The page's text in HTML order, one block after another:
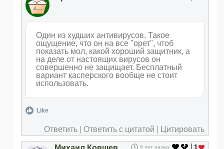
Один из худших антивирусов. Такое
ощущение, что он на все "орет", чтоб
показать мол, какой хороший защитник, а
на деле от настоящих вирусов он
совершенно не защищает. Бесплатный
вариант касперского вообще не стоит
использовать.
Like
Ответить Ответить с цитатой Цитировать
1
6 лет назад